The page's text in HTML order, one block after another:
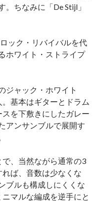
ちなみに「De Stijl」
ック・リバイバルを代
ホワイト・ストライプ
ジャック・ホワイト
基本はギターとドラム
を下敷きにしたガレー
アンサンブルで展開す
、当然ながら通常の3
ば、音数は少なくな
ブルも構成しにくくな
マルな編成を逆手にと